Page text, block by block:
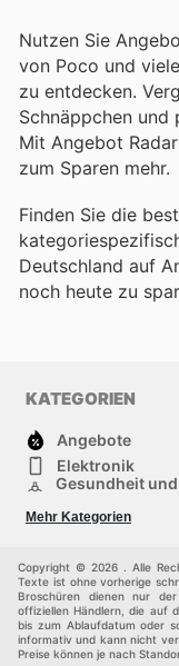
Nutzen Sie
von Poco und
zu entdecken.
Schnäppchen und
Mit Angebot
zum Sparen mehr.
Finden Sie die
Deutschland auf
noch heute zu
KATEGORIEN
Angebote
Elektronik
Gesundheit und
Sportartikel und
Sportbekleidung
Einkaufzentren
Mehr Kategorien
Copyright © 2026 . Alle
Texte ist ohne vorherige
Broschüren dienen nur
offiziellen Händlern, die auf
bis zum Ablaufdatum oder
informativ und kann nicht
Preise können je nach